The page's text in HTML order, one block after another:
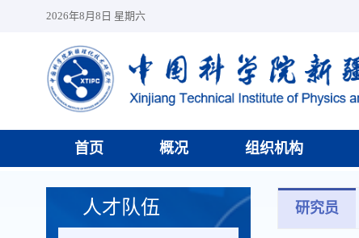
2026年8月8日 星期六
首页 概况 组织机构
人才队伍 研究员